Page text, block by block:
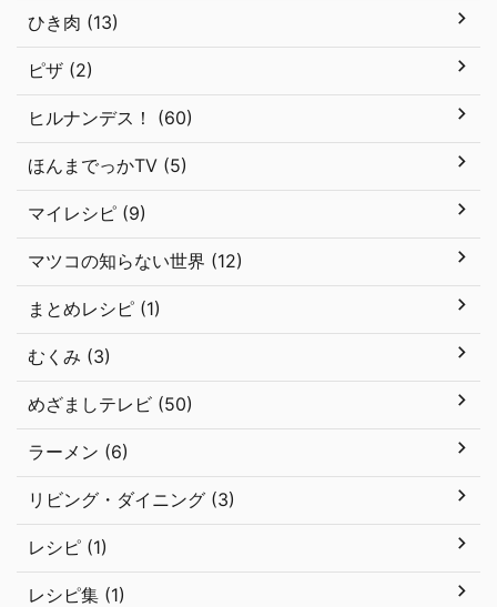
ひき肉 (13)
ピザ (2)
ヒルナンデス！ (60)
ほんまでっかTV (5)
マイレシピ (9)
マツコの知らない世界 (12)
まとめレシピ (1)
むくみ (3)
めざましテレビ (50)
ラーメン (6)
リビング・ダイニング (3)
レシピ (1)
レシピ集 (1)